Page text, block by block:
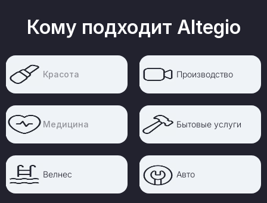
Кому подходит Altegio
Красота Производство
Медицина Бытовые услуги
Велнес Авто